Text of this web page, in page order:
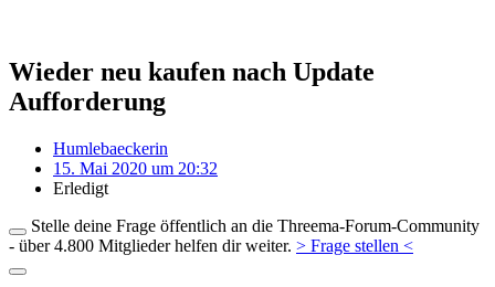
Wieder neu kaufen nach Update
Aufforderung
Humlebaeckerin
15. Mai 2020 um 20:32
Erledigt
Stelle deine Frage öffentlich an die Threema-Forum-Community
- über 4.800 Mitglieder helfen dir weiter. > Frage stellen <